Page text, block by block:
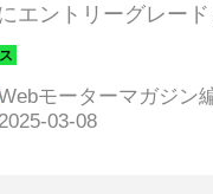
エントリーグレード
220 d 4MATIC コア
）」、「GLC 220 d
ア（Core）」を追
モーターマガジン